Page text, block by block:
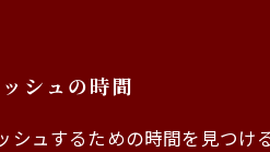
シュの時間
ュするための時間を見つ